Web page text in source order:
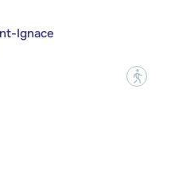
Ignace
?